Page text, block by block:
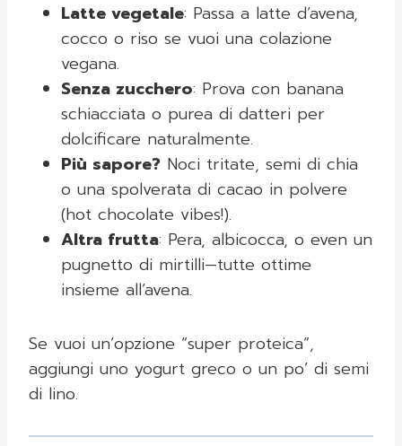
Latte vegetale: Passa a latte d’avena,
cocco o riso se vuoi una colazione
vegana.
Senza zucchero: Prova con banana
schiacciata o purea di datteri per
dolcificare naturalmente.
Più sapore? Noci tritate, semi di chia
o una spolverata di cacao in polvere
(hot chocolate vibes!).
Altra frutta: Pera, albicocca, o even un
pugnetto di mirtilli—tutte ottime
insieme all’avena.
Se vuoi un’opzione “super proteica”,
aggiungi uno yogurt greco o un po’ di semi
di lino.